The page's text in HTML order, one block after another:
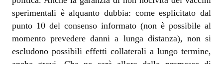
sperimentali è alquanto dubbia: come esplicitato dal
punto 10 del consenso informato (non è possibile al
momento prevedere danni a lunga distanza), non si
escludono possibili effetti collaterali a lungo termine,